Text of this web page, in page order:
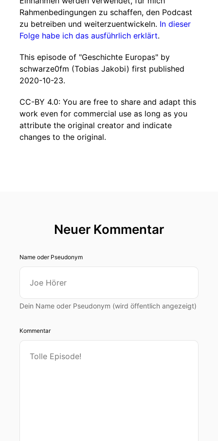
Rahmenbedingungen zu schaffen, den Podcast
zu betreiben und weiterzuentwickeln. In dieser
Folge habe ich das ausführlich erklärt.
This episode of "Geschichte Europas" by
schwarze0fm (Tobias Jakobi) first published
2020-10-23.
CC-BY 4.0: You are free to share and adapt this
work even for commercial use as long as you
attribute the original creator and indicate
changes to the original.
Neuer Kommentar
Name oder Pseudonym
Dein Name oder Pseudonym (wird öffentlich angezeigt)
Kommentar